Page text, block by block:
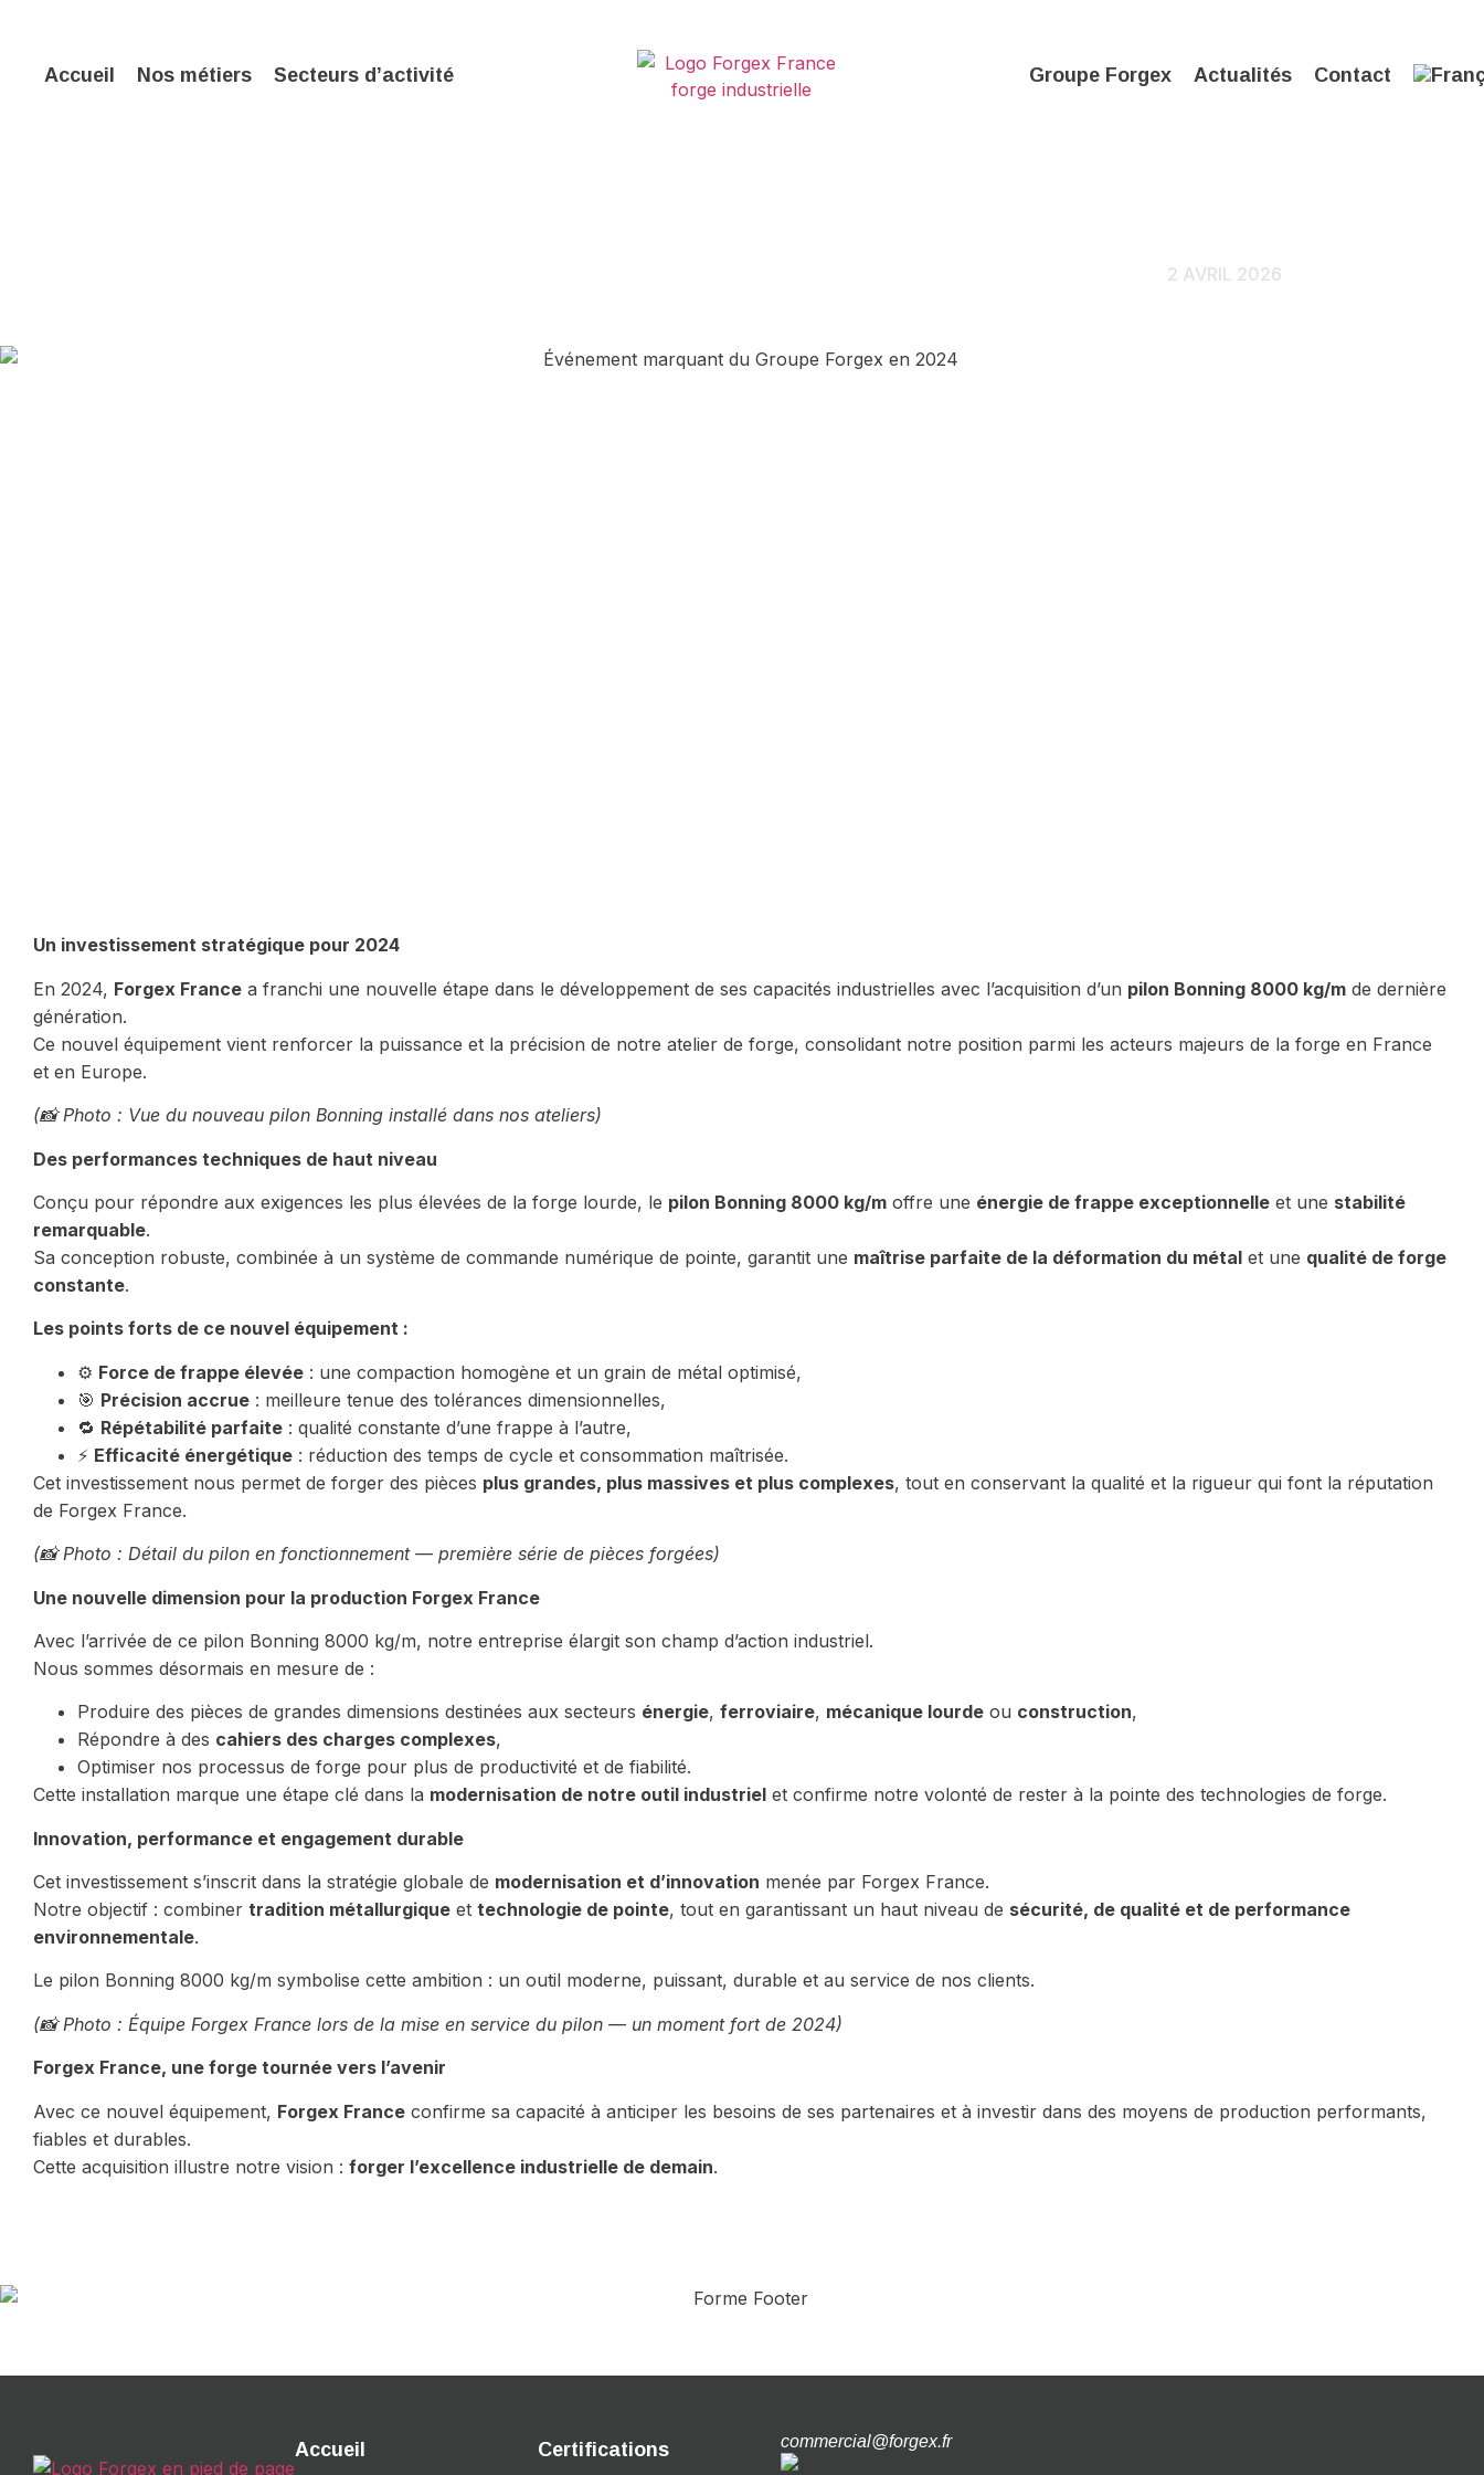
Accueil Nos métiers Secteurs d’activité Groupe Forgex Actualités Contact
2 AVRIL 2026
Un investissement stratégique pour 2024
En 2024, Forgex France a franchi une nouvelle étape dans le développement de ses capacités industrielles avec l’acquisition d’un pilon Bonning 8000 kg/m de dernière
génération.
Ce nouvel équipement vient renforcer la puissance et la précision de notre atelier de forge, consolidant notre position parmi les acteurs majeurs de la forge en France
et en Europe.
(📸 Photo : Vue du nouveau pilon Bonning installé dans nos ateliers)
Des performances techniques de haut niveau
Conçu pour répondre aux exigences les plus élevées de la forge lourde, le pilon Bonning 8000 kg/m offre une énergie de frappe exceptionnelle et une stabilité
remarquable.
Sa conception robuste, combinée à un système de commande numérique de pointe, garantit une maîtrise parfaite de la déformation du métal et une qualité de forge
constante.
Les points forts de ce nouvel équipement :
⚙️ Force de frappe élevée : une compaction homogène et un grain de métal optimisé,
🎯 Précision accrue : meilleure tenue des tolérances dimensionnelles,
🔁 Répétabilité parfaite : qualité constante d’une frappe à l’autre,
⚡ Efficacité énergétique : réduction des temps de cycle et consommation maîtrisée.
Cet investissement nous permet de forger des pièces plus grandes, plus massives et plus complexes, tout en conservant la qualité et la rigueur qui font la réputation
de Forgex France.
(📸 Photo : Détail du pilon en fonctionnement — première série de pièces forgées)
Une nouvelle dimension pour la production Forgex France
Avec l’arrivée de ce pilon Bonning 8000 kg/m, notre entreprise élargit son champ d’action industriel.
Nous sommes désormais en mesure de :
Produire des pièces de grandes dimensions destinées aux secteurs énergie, ferroviaire, mécanique lourde ou construction,
Répondre à des cahiers des charges complexes,
Optimiser nos processus de forge pour plus de productivité et de fiabilité.
Cette installation marque une étape clé dans la modernisation de notre outil industriel et confirme notre volonté de rester à la pointe des technologies de forge.
Innovation, performance et engagement durable
Cet investissement s’inscrit dans la stratégie globale de modernisation et d’innovation menée par Forgex France.
Notre objectif : combiner tradition métallurgique et technologie de pointe, tout en garantissant un haut niveau de sécurité, de qualité et de performance
environnementale.
Le pilon Bonning 8000 kg/m symbolise cette ambition : un outil moderne, puissant, durable et au service de nos clients.
(📸 Photo : Équipe Forgex France lors de la mise en service du pilon — un moment fort de 2024)
Forgex France, une forge tournée vers l’avenir
Avec ce nouvel équipement, Forgex France confirme sa capacité à anticiper les besoins de ses partenaires et à investir dans des moyens de production performants,
fiables et durables.
Cette acquisition illustre notre vision : forger l’excellence industrielle de demain.
Accueil Certifications commercial@forgex.fr